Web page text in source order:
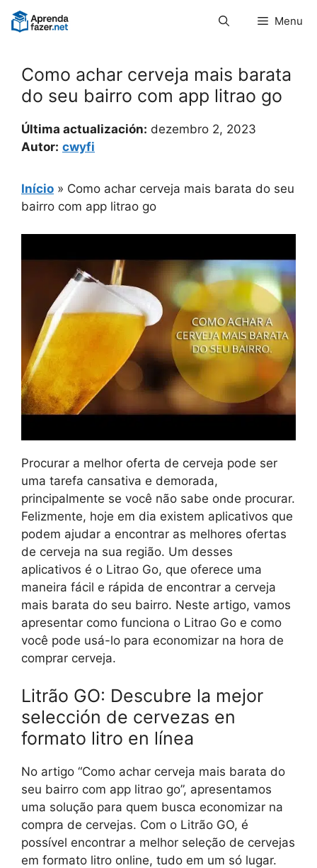
Pular
para
Menu
Como achar cerveja mais barata
do seu bairro com app litrao go
Última actualización: dezembro 2, 2023
Autor: cwyfi
Início » Como achar cerveja mais barata do seu
bairro com app litrao go
Procurar a melhor oferta de cerveja pode ser
uma tarefa cansativa e demorada,
principalmente se você não sabe onde procurar.
Felizmente, hoje em dia existem aplicativos que
podem ajudar a encontrar as melhores ofertas
de cerveja na sua região. Um desses
aplicativos é o Litrao Go, que oferece uma
maneira fácil e rápida de encontrar a cerveja
mais barata do seu bairro. Neste artigo, vamos
apresentar como funciona o Litrao Go e como
você pode usá-lo para economizar na hora de
comprar cerveja.
Litrão GO: Descubre la mejor
selección de cervezas en
formato litro en línea
No artigo “Como achar cerveja mais barata do
seu bairro com app litrao go”, apresentamos
uma solução para quem busca economizar na
compra de cervejas. Com o Litrão GO, é
possível encontrar a melhor seleção de cervejas
em formato litro online, tudo em um só lugar.